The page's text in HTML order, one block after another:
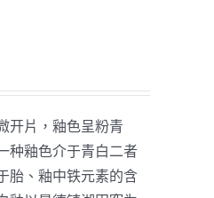
开片，釉色呈粉青
种釉色介于青白二者
胎、釉中铁元素的含